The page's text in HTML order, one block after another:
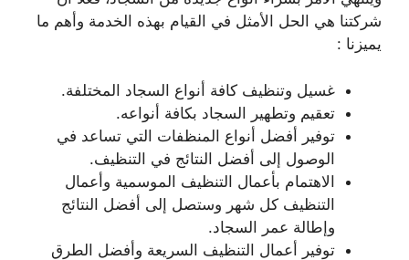
شركتنا هي الحل الأمثل في القيام بهذه الخدمة وأهم ما
يميزنا :
غسيل وتنظيف كافة أنواع السجاد المختلفة.
تعقيم وتطهير السجاد بكافة أنواعه.
توفير أفضل أنواع المنظفات التي تساعد في
الوصول إلى أفضل النتائج في التنظيف.
الاهتمام بأعمال التنظيف الموسمية وأعمال
التنظيف كل شهر وستصل إلى أفضل النتائج
وإطالة عمر السجاد.
توفير أعمال التنظيف السريعة وأفضل الطرق